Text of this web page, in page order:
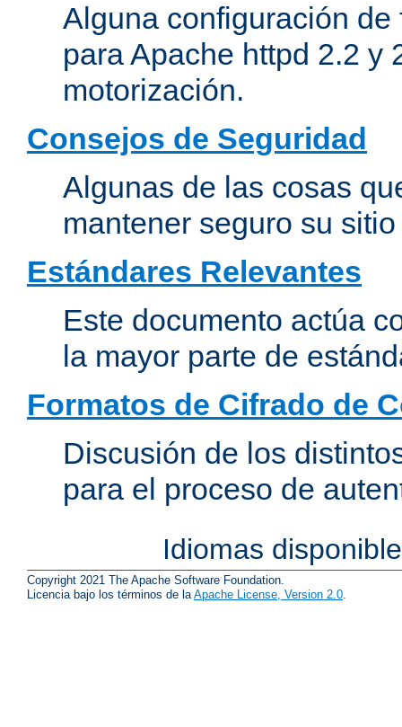
Alguna configuración
para Apache httpd 2.2 y
motorización.
Consejos de Seguridad
Algunas de las cosas
mantener seguro su
Estándares Relevantes
Este documento actúa
la mayor parte de
Formatos de Cifrado de
Discusión de los
para el proceso de
Idiomas
Copyright 2021 The Apache Software Foundation.
Licencia bajo los términos de la Apache License, Version 2.0